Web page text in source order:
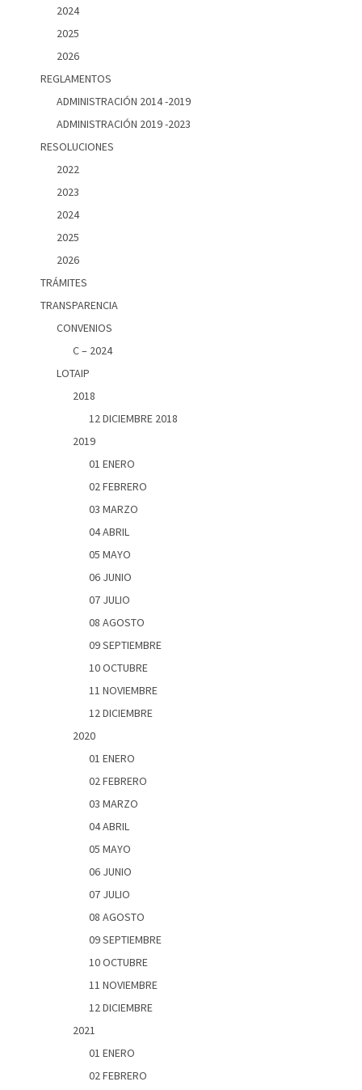
2024
2025
2026
REGLAMENTOS
ADMINISTRACIÓN 2014 -2019
ADMINISTRACIÓN 2019 -2023
RESOLUCIONES
2022
2023
2024
2025
2026
TRÁMITES
TRANSPARENCIA
CONVENIOS
C – 2024
LOTAIP
2018
12 DICIEMBRE 2018
2019
01 ENERO
02 FEBRERO
03 MARZO
04 ABRIL
05 MAYO
06 JUNIO
07 JULIO
08 AGOSTO
09 SEPTIEMBRE
10 OCTUBRE
11 NOVIEMBRE
12 DICIEMBRE
2020
01 ENERO
02 FEBRERO
03 MARZO
04 ABRIL
05 MAYO
06 JUNIO
07 JULIO
08 AGOSTO
09 SEPTIEMBRE
10 OCTUBRE
11 NOVIEMBRE
12 DICIEMBRE
2021
01 ENERO
02 FEBRERO